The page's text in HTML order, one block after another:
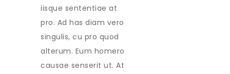
iisque sententiae at
pro. Ad has diam vero
singulis, cu pro quod
alterum. Eum homero
causae senserit ut. At